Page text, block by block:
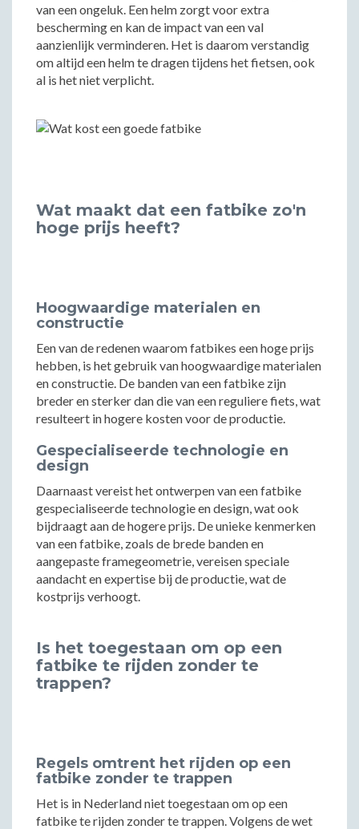
van een ongeluk. Een helm zorgt voor extra
bescherming en kan de impact van een val
aanzienlijk verminderen. Het is daarom verstandig
om altijd een helm te dragen tijdens het fietsen, ook
al is het niet verplicht.
Wat maakt dat een fatbike zo'n
hoge prijs heeft?
Hoogwaardige materialen en
constructie
Een van de redenen waarom fatbikes een hoge prijs
hebben, is het gebruik van hoogwaardige materialen
en constructie. De banden van een fatbike zijn
breder en sterker dan die van een reguliere fiets, wat
resulteert in hogere kosten voor de productie.
Gespecialiseerde technologie en
design
Daarnaast vereist het ontwerpen van een fatbike
gespecialiseerde technologie en design, wat ook
bijdraagt aan de hogere prijs. De unieke kenmerken
van een fatbike, zoals de brede banden en
aangepaste framegeometrie, vereisen speciale
aandacht en expertise bij de productie, wat de
kostprijs verhoogt.
Is het toegestaan om op een
fatbike te rijden zonder te
trappen?
Regels omtrent het rijden op een
fatbike zonder te trappen
Het is in Nederland niet toegestaan om op een
fatbike te rijden zonder te trappen. Volgens de wet